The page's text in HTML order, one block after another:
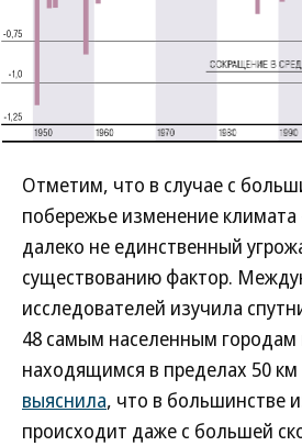
Отметим, что в случае с
побережье изменение
далеко не единственный
существованию фактор.
исследователей изучила
48 самым населенным городам
находящимся в пределах 50
выяснила, что в большинстве
происходит даже с большей